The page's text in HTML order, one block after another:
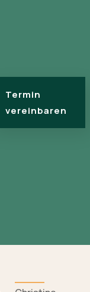
Termin
vereinbaren